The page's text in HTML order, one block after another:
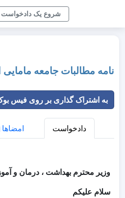
شروع یک دادخواست
نامه مطالبات جامعه مامایی ایران،
به اشتراک گذاری بر روی فیس
دادخواست امضاها
وزیر محترم بهداشت ، درمان و
سلام علیکم